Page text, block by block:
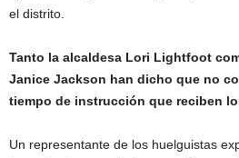
el distrito.
Tanto la alcaldesa Lori Lightfoot
Janice Jackson han dicho que no
tiempo de instrucción que reciben
Un representante de los huelguistas